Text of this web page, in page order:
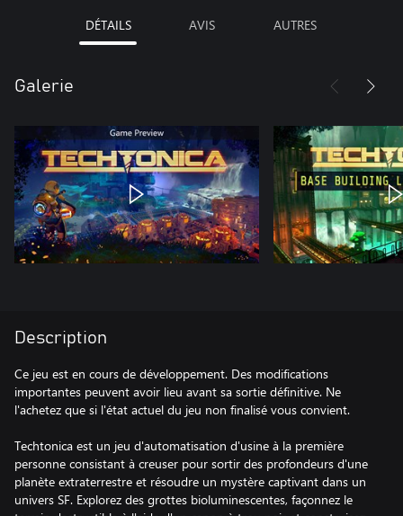
DÉTAILS AVIS AUTRES
Galerie
Description
Ce jeu est en cours de développement. Des modifications
importantes peuvent avoir lieu avant sa sortie définitive. Ne
l'achetez que si l'état actuel du jeu non finalisé vous convient.
Techtonica est un jeu d'automatisation d'usine à la première
personne consistant à creuser pour sortir des profondeurs d'une
planète extraterrestre et résoudre un mystère captivant dans un
univers SF. Explorez des grottes bioluminescentes, façonnez le